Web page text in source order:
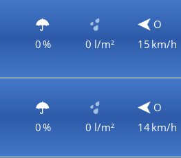
0 % 0 l/m²
O
15 km/h
0 % 0 l/m²
O
14 km/h